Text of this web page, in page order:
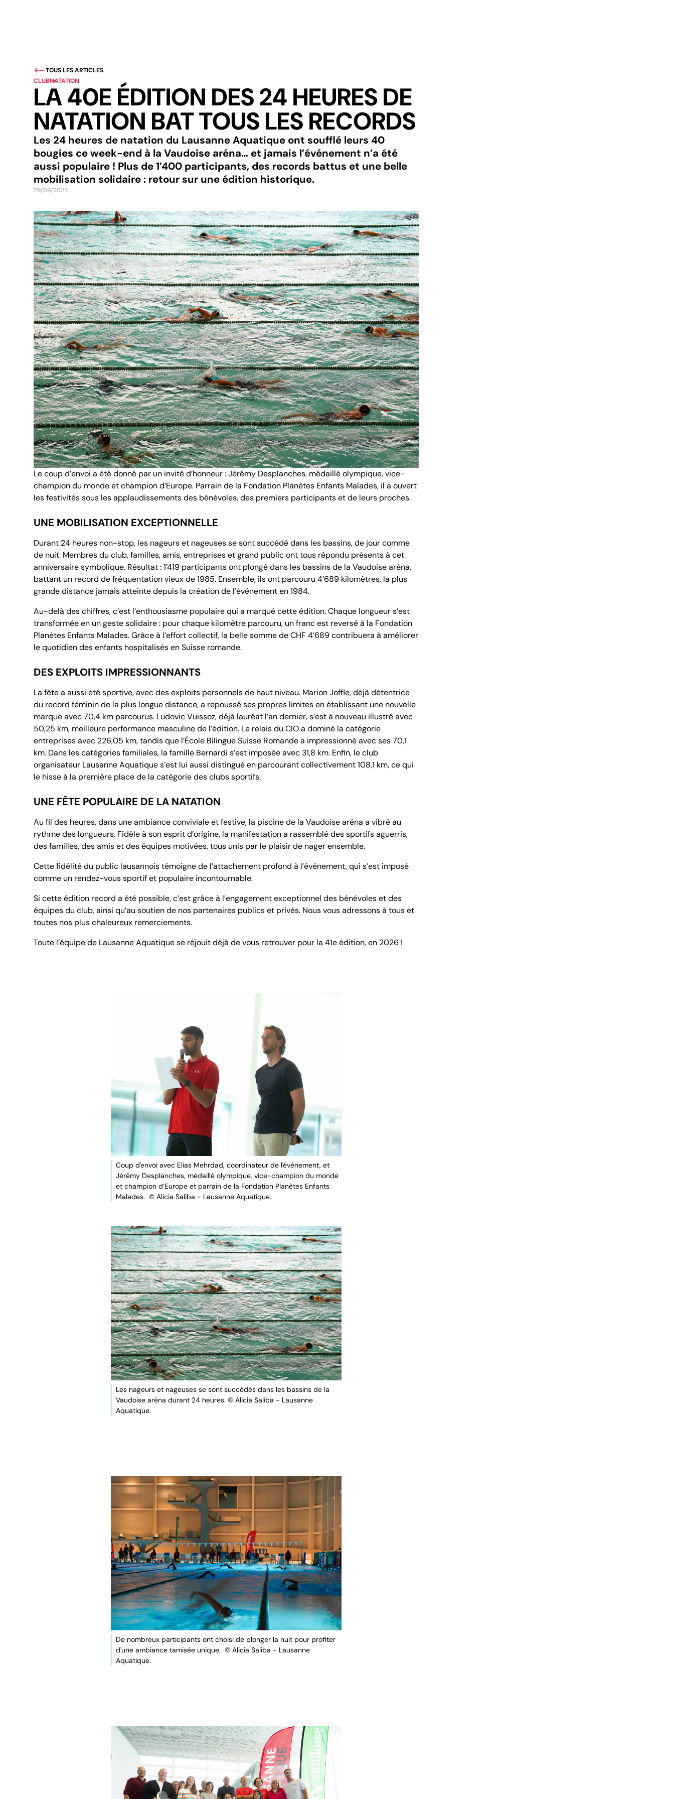
TOUS LES ARTICLES
CLUBNATATION
LA 40E ÉDITION DES 24 HEURES DE
NATATION BAT TOUS LES RECORDS
Les 24 heures de natation du Lausanne Aquatique ont soufflé leurs 40
bougies ce week-end à la Vaudoise aréna… et jamais l’événement n’a été
aussi populaire ! Plus de 1’400 participants, des records battus et une belle
mobilisation solidaire : retour sur une édition historique.
29/09/2025
Le coup d’envoi a été donné par un invité d’honneur : Jérémy Desplanches, médaillé olympique, vice-
champion du monde et champion d’Europe. Parrain de la Fondation Planètes Enfants Malades, il a ouvert
les festivités sous les applaudissements des bénévoles, des premiers participants et de leurs proches.
UNE MOBILISATION EXCEPTIONNELLE
Durant 24 heures non-stop, les nageurs et nageuses se sont succédé dans les bassins, de jour comme
de nuit. Membres du club, familles, amis, entreprises et grand public ont tous répondu présents à cet
anniversaire symbolique. Résultat : 1’419 participants ont plongé dans les bassins de la Vaudoise aréna,
battant un record de fréquentation vieux de 1985. Ensemble, ils ont parcouru 4’689 kilomètres, la plus
grande distance jamais atteinte depuis la création de l’événement en 1984.
Au-delà des chiffres, c’est l’enthousiasme populaire qui a marqué cette édition. Chaque longueur s’est
transformée en un geste solidaire : pour chaque kilomètre parcouru, un franc est reversé à la Fondation
Planètes Enfants Malades. Grâce à l’effort collectif, la belle somme de CHF 4’689 contribuera à améliorer
le quotidien des enfants hospitalisés en Suisse romande.
DES EXPLOITS IMPRESSIONNANTS
La fête a aussi été sportive, avec des exploits personnels de haut niveau. Marion Joffle, déjà détentrice
du record féminin de la plus longue distance, a repoussé ses propres limites en établissant une nouvelle
marque avec 70,4 km parcourus. Ludovic Vuissoz, déjà lauréat l’an dernier, s’est à nouveau illustré avec
50,25 km, meilleure performance masculine de l’édition. Le relais du CIO a dominé la catégorie
entreprises avec 226,05 km, tandis que l’École Bilingue Suisse Romande a impressionné avec ses 70,1
km. Dans les catégories familiales, la famille Bernardi s’est imposée avec 31,8 km. Enfin, le club
organisateur Lausanne Aquatique s’est lui aussi distingué en parcourant collectivement 108,1 km, ce qui
le hisse à la première place de la catégorie des clubs sportifs.
UNE FÊTE POPULAIRE DE LA NATATION
Au fil des heures, dans une ambiance conviviale et festive, la piscine de la Vaudoise aréna a vibré au
rythme des longueurs. Fidèle à son esprit d’origine, la manifestation a rassemblé des sportifs aguerris,
des familles, des amis et des équipes motivées, tous unis par le plaisir de nager ensemble.
Cette fidélité du public lausannois témoigne de l’attachement profond à l’événement, qui s’est imposé
comme un rendez-vous sportif et populaire incontournable.
Si cette édition record a été possible, c’est grâce à l’engagement exceptionnel des bénévoles et des
équipes du club, ainsi qu’au soutien de nos partenaires publics et privés. Nous vous adressons à tous et
toutes nos plus chaleureux remerciements.
Toute l’équipe de Lausanne Aquatique se réjouit déjà de vous retrouver pour la 41e édition, en 2026 !
Coup d'envoi avec Elias Mehrdad, coordinateur de l'événement, et
Jérémy Desplanches, médaillé olympique, vice-champion du monde
et champion d’Europe et parrain de la Fondation Planètes Enfants
Malades. © Alicia Saliba - Lausanne Aquatique.
Les nageurs et nageuses se sont succédés dans les bassins de la
Vaudoise aréna durant 24 heures. © Alicia Saliba - Lausanne
Aquatique.
De nombreux participants ont choisi de plonger la nuit pour profiter
d'une ambiance tamisée unique. © Alicia Saliba - Lausanne
Aquatique.